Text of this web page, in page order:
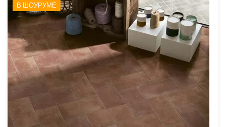
В ШОУРУМЕ